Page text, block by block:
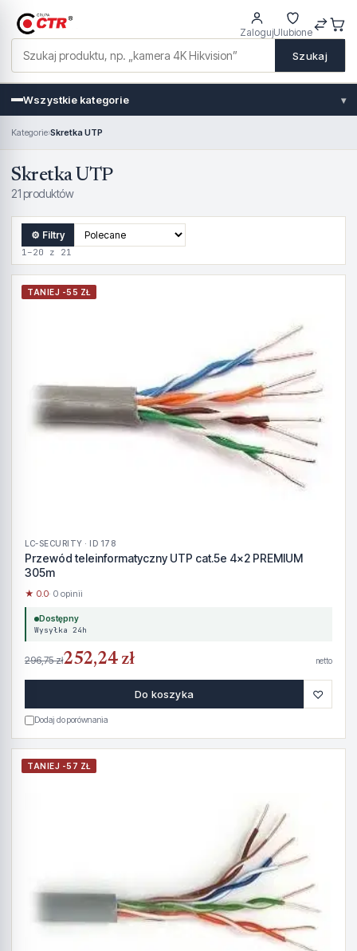
Szukaj
ZalogujUlubione
Wszystkie kategorie ▾
Kategorie›Skretka UTP
Skretka UTP
21 produktów
⚙ Filtry
1–20 z 21
TANIEJ -55 ZŁ
LC-SECURITY · ID 178
Przewód teleinformatyczny UTP cat.5e 4x2 PREMIUM
305m
★ 0.0· 0 opinii
Dostępny
Wysyłka 24h
296,75 zł252,24 zł netto
Do koszyka ♡
Dodaj do porównania
TANIEJ -57 ZŁ